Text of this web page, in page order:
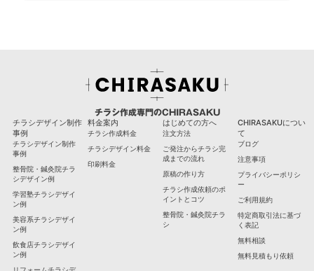
チラシ作成専門のCHIRASAKU
チラシデザイン制作
事例
チラシデザイン制作
事例
整骨院・鍼灸院チラ
シデザイン例
学習塾チラシデザイ
ン例
美容系チラシデザイ
ン例
飲食店チラシデザイ
ン例
料金案内
チラシ作成料金
チラシデザイン料金
印刷料金
はじめての方へ
注文方法
ご発注からチラシ完
成までの流れ
原稿の作り方
チラシ作成依頼のポ
イントとコツ
整骨院・鍼灸院チラ
シ
CHIRASAKUについ
て
ブログ
注意事項
プライバシーポリシ
ー
ご利用規約
特定商取引法に基づ
く表記
無料相談
無料見積もり依頼